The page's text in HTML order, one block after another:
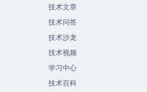
技术文章
技术问答
技术沙龙
技术视频
学习中心
技术百科